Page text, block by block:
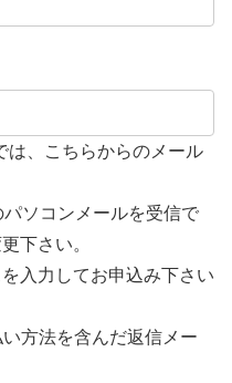
、こちらからのメール
パソコンメールを受信で
下さい。
入力してお申込み下さい
方法を含んだ返信メー